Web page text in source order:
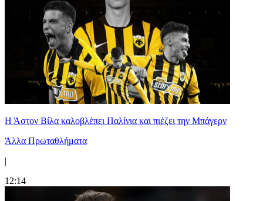
Η Άστον Βίλα καλοβλέπει Παλίνια και πιέζει την Μπάγερν
Άλλα Πρωταθλήματα
|
12:14